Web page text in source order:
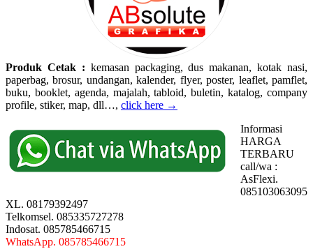
Produk Cetak : kemasan packaging, dus makanan, kotak nasi,
paperbag, brosur, undangan, kalender, flyer, poster, leaflet, pamflet,
buku, booklet, agenda, majalah, tabloid, buletin, katalog, company
profile, stiker, map, dll…, click here →
Informasi
HARGA
TERBARU
call/wa :
AsFlexi.
085103063095
XL. 08179392497
Telkomsel. 085335727278
Indosat. 085785466715
WhatsApp. 085785466715